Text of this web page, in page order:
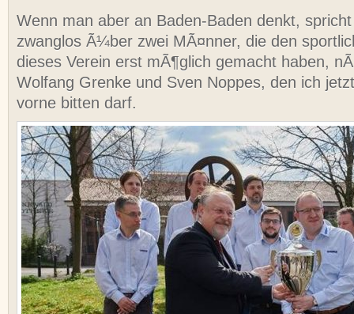
Wenn man aber an Baden-Baden denkt,
zwanglos Ã¼ber zwei MÃ¤nner, die den
dieses Verein erst mÃ¶glich gemacht haben,
Wolfang Grenke und Sven Noppes, den ich
vorne bitten darf.